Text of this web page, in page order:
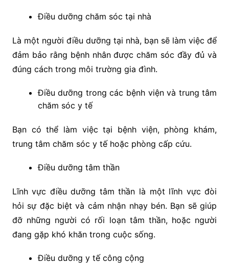
Điều dưỡng chăm sóc tại nhà
Là một người điều dưỡng tại nhà, bạn sẽ làm việc để
đảm bảo rằng bệnh nhân được chăm sóc đầy đủ và
đúng cách trong môi trường gia đình.
Điều dưỡng trong các bệnh viện và trung tâm
chăm sóc y tế
Bạn có thể làm việc tại bệnh viện, phòng khám,
trung tâm chăm sóc y tế hoặc phòng cấp cứu.
Điều dưỡng tâm thần
Lĩnh vực điều dưỡng tâm thần là một lĩnh vực đòi
hỏi sự đặc biệt và cảm nhận nhạy bén. Bạn sẽ giúp
đỡ những người có rối loạn tâm thần, hoặc người
đang gặp khó khăn trong cuộc sống.
Điều dưỡng y tế công cộng